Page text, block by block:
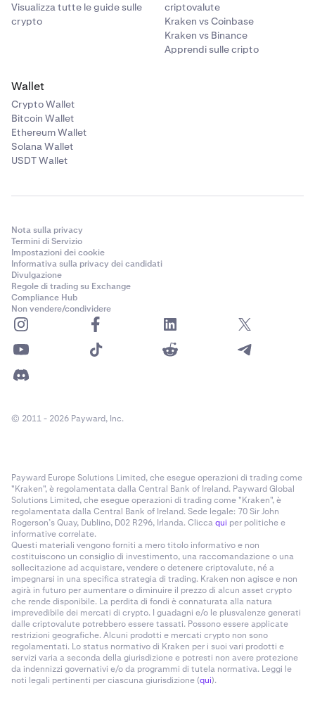
Visualizza tutte le guide sulle
crypto
criptovalute
Kraken vs Coinbase
Kraken vs Binance
Apprendi sulle cripto
Wallet
Crypto Wallet
Bitcoin Wallet
Ethereum Wallet
Solana Wallet
USDT Wallet
Nota sulla privacy
Termini di Servizio
Impostazioni dei cookie
Informativa sulla privacy dei candidati
Divulgazione
Regole di trading su Exchange
Compliance Hub
Non vendere/condividere
© 2011 - 2026 Payward, Inc.
Payward Europe Solutions Limited, che esegue operazioni di trading come
"Kraken", è regolamentata dalla Central Bank of Ireland. Payward Global
Solutions Limited, che esegue operazioni di trading come "Kraken", è
regolamentata dalla Central Bank of Ireland. Sede legale: 70 Sir John
Rogerson’s Quay, Dublino, D02 R296, Irlanda. Cliccaqui per politiche e
informative correlate.
Questi materiali vengono forniti a mero titolo informativo e non
costituiscono un consiglio di investimento, una raccomandazione o una
sollecitazione ad acquistare, vendere o detenere criptovalute, né a
impegnarsi in una specifica strategia di trading. Kraken non agisce e non
agirà in futuro per aumentare o diminuire il prezzo di alcun asset crypto
che rende disponibile. La perdita di fondi è connaturata alla natura
imprevedibile dei mercati di crypto. I guadagni e/o le plusvalenze generati
dalle criptovalute potrebbero essere tassati. Possono essere applicate
restrizioni geografiche. Alcuni prodotti e mercati crypto non sono
regolamentati. Lo status normativo di Kraken per i suoi vari prodotti e
servizi varia a seconda della giurisdizione e potresti non avere protezione
da indennizzi governativi e/o da programmi di tutela normativa. Leggi le
noti legali pertinenti per ciascuna giurisdizione (qui).